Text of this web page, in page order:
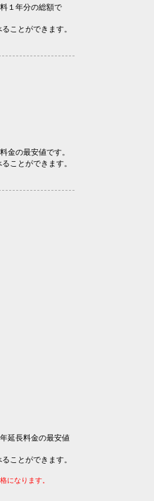
１年分の総額で
ことができます。
金の最安値です。
ことができます。
延長料金の最安値
ことができます。
になります。